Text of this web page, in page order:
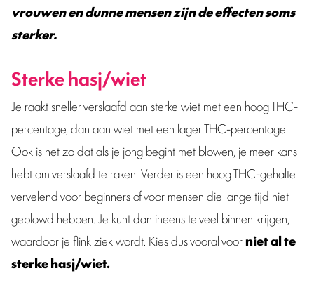
vrouwen en dunne mensen zijn de effecten soms
sterker.
Sterke hasj/wiet
Je raakt sneller verslaafd aan sterke wiet met een hoog THC-
percentage, dan aan wiet met een lager THC-percentage.
Ook is het zo dat als je jong begint met blowen, je meer kans
hebt om verslaafd te raken. Verder is een hoog THC-gehalte
vervelend voor beginners of voor mensen die lange tijd niet
geblowd hebben. Je kunt dan ineens te veel binnen krijgen,
waardoor je flink ziek wordt. Kies dus vooral voorniet al te
sterke hasj/wiet.